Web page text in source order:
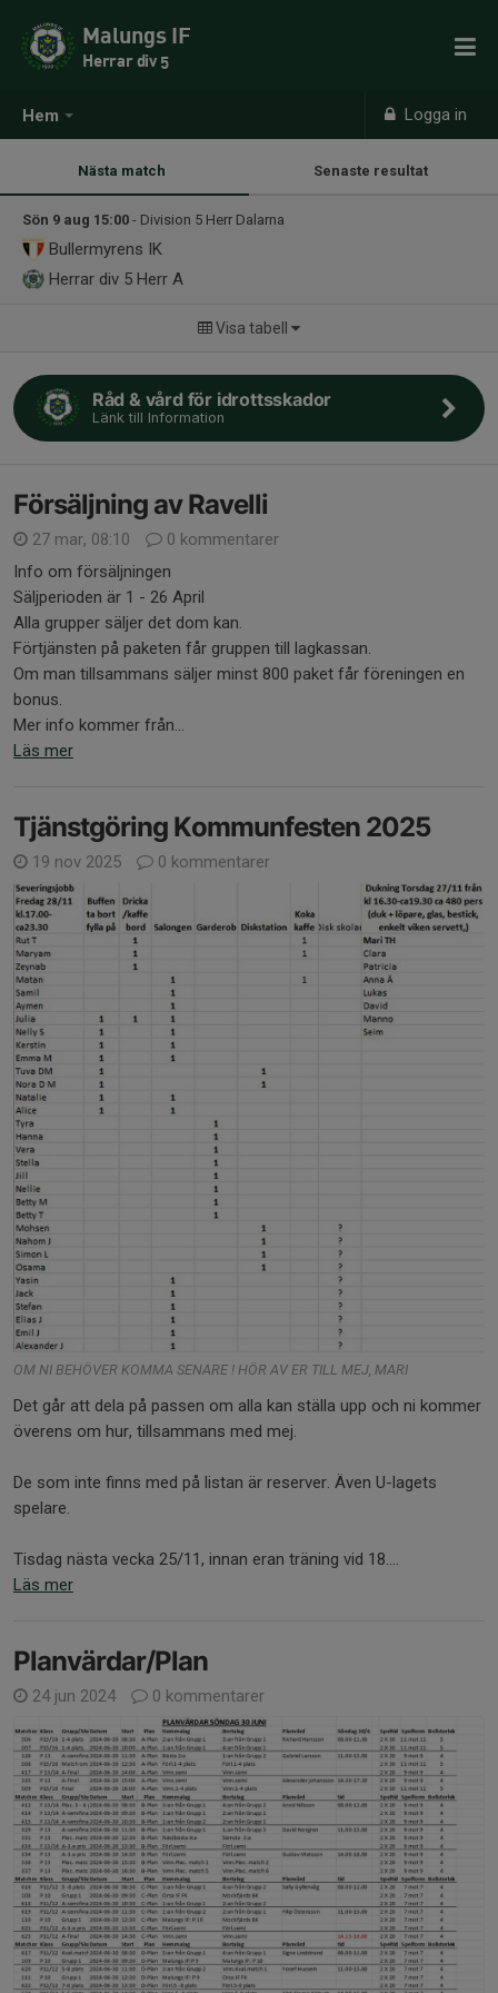
Hem Logga in
Malungs IF
Herrar div 5
Nästa match Senaste resultat
Sön 9 aug 15:00 - Division 5 Herr Dalarna
Bullermyrens IK
Herrar div 5 Herr A
Visa tabell
Råd & vård för idrottsskador
Länk till Information
Försäljning av Ravelli
27 mar, 08:10
0 kommentarer
Info om försäljningen
Säljperioden är 1 - 26 April
Alla grupper säljer det dom kan.
Förtjänsten på paketen får gruppen till lagkassan.
Om man tillsammans säljer minst 800 paket får föreningen en
bonus.
Mer info kommer från...
Läs mer
Tjänstgöring Kommunfesten 2025
19 nov 2025 0 kommentarer
OM NI BEHÖVER KOMMA SENARE ! HÖR AV ER TILL MEJ, MARI
Det går att dela på passen om alla kan ställa upp och ni kommer
överens om hur, tillsammans med mej.
De som inte finns med på listan är reserver. Även U-lagets
spelare.
Tisdag nästa vecka 25/11, innan eran träning vid 18....
Läs mer
Planvärdar/Plan
24 jun 2024 0 kommentarer